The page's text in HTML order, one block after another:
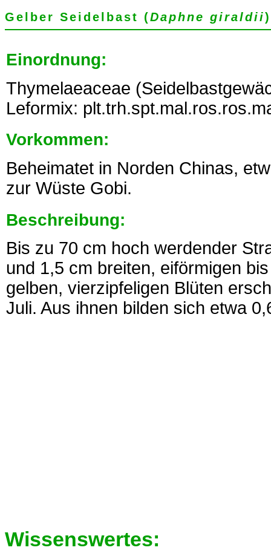
Gelber Seidelbast (Daphne giraldii)
Einordnung:
Thymelaeaceae
Leformix:
Vorkommen:
Beheimatet in Norden Chinas,
zur Wüste Gobi.
Beschreibung:
Bis zu 70 cm hoch werdender
und 1,5 cm breiten, eiförmigen
gelben, vierzipfeligen Blüten
Juli. Aus ihnen bilden sich etwa
Wissenswertes: